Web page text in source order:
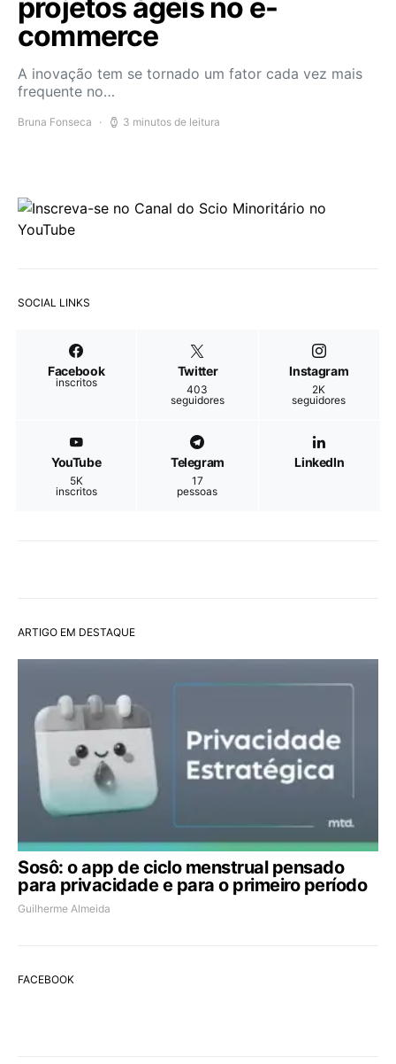
projetos ágeis no e-
commerce
A inovação tem se tornado um fator cada vez mais
frequente no…
Bruna Fonseca 3 minutos de leitura
SOCIAL LINKS
Facebook
inscritos
Twitter
403
seguidores
Instagram
2K
seguidores
YouTube
5K
inscritos
Telegram
17
pessoas
LinkedIn
ARTIGO EM DESTAQUE
Sosô: o app de ciclo menstrual pensado
para privacidade e para o primeiro período
Guilherme Almeida
FACEBOOK